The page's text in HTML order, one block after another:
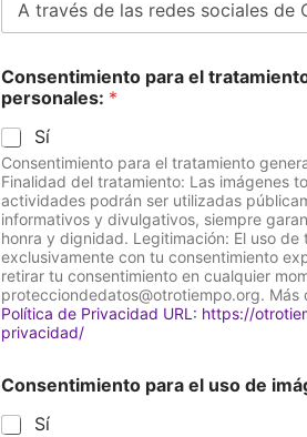
Consentimiento para el
personales: *
Sí
Consentimiento para el tratamiento
Finalidad del tratamiento: Las imágenes
actividades podrán ser utilizadas
informativos y divulgativos, siempre
honra y dignidad. Legitimación: El uso de
exclusivamente con tu consentimiento explícito.
retirar tu consentimiento en cualquier
protecciondedatos@otrotiempo.org. Más
Política de Privacidad URL: https://
privacidad/
Consentimiento para el uso de
Sí